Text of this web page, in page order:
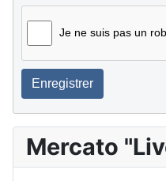
Je ne suis pas un
Enregistrer
Mercato